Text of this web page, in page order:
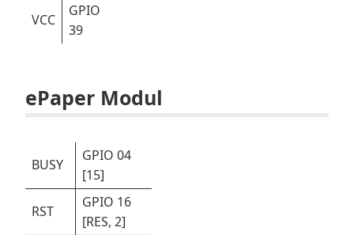
VCC
GPIO
39
ePaper Modul
BUSY
GPIO 04
[15]
RST
GPIO 16
[RES, 2]